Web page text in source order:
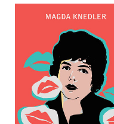
USTA RZEŹBIARKI
MAGDA KNEDLER
OPRAWA TWARDA